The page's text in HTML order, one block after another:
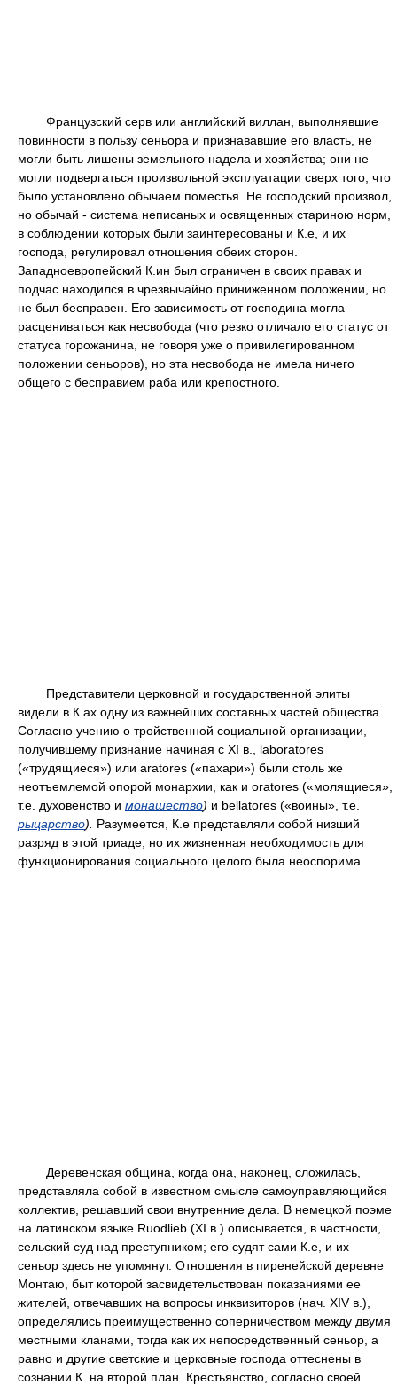
Французский серв или английский виллан, выполнявшие
повинности в пользу сеньора и признававшие его власть, не
могли быть лишены земельного надела и хозяйства; они не
могли подвергаться произвольной эксплуатации сверх того, что
было установлено обычаем поместья. Не господский произвол,
но обычай - система неписаных и освященных стариною норм,
в соблюдении которых были заинтересованы и К.е, и их
господа, регулировал отношения обеих сторон.
Западноевропейский К.ин был ограничен в своих правах и
подчас находился в чрезвычайно приниженном положении, но
не был бесправен. Его зависимость от господина могла
расцениваться как несвобода (что резко отличало его статус от
статуса горожанина, не говоря уже о привилегированном
положении сеньоров), но эта несвобода не имела ничего
общего с бесправием раба или крепостного.
Представители церковной и государственной элиты
видели в К.ах одну из важнейших составных частей общества.
Согласно учению о тройственной социальной организации,
получившему признание начиная с XI в., laboratores
(«трудящиеся») или aratores («пахари») были столь же
неотъемлемой опорой монархии, как и oratores («молящиеся»,
т.е. духовенство и монашество) и bellatores («воины», т.е.
рыцарство).
Разумеется, К.е представляли собой низший
разряд в этой триаде, но их жизненная необходимость для
функционирования социального целого была неоспорима.
Деревенская община, когда она, наконец, сложилась,
представляла собой в известном смысле самоуправляющийся
коллектив, решавший свои внутренние дела. В немецкой поэме
на латинском языке Ruodlieb (XI в.) описывается, в частности,
сельский суд над преступником; его судят сами К.е, и их
сеньор здесь не упомянут. Отношения в пиренейской деревне
Монтаю, быт которой засвидетельствован показаниями ее
жителей, отвечавших на вопросы инквизиторов (нач. XIV в.),
определялись преимущественно соперничеством между двумя
местными кланами, тогда как их непосредственный сеньор, а
равно и другие светские и церковные господа оттеснены в
сознании К. на второй план. Крестьянство, согласно своей